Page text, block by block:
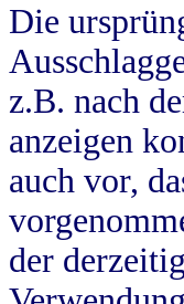
Die
z.B. nach
anzeigen
auch vor,
der